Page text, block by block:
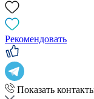
Рекомендовать
Показать